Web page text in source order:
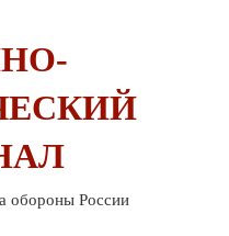
обороны России